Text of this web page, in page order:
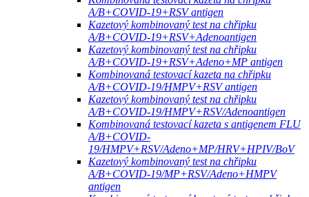
A/B+COVID-19+RSV antigen
Kazetový kombinovaný test na chřipku
A/B+COVID-19+RSV+Adenoantigen
Kazetový kombinovaný test na chřipku
A/B+COVID-19+RSV+Adeno+MP antigen
Kombinovaná testovací kazeta na chřipku
A/B+COVID-19/HMPV+RSV antigen
Kazetový kombinovaný test na chřipku
A/B+COVID-19/HMPV+RSV/Adenoantigen
Kombinovaná testovací kazeta s antigenem FLU
A/B+COVID-
19/HMPV+RSV/Adeno+MP/HRV+HPIV/BoV
Kazetový kombinovaný test na chřipku
A/B+COVID-19/MP+RSV/Adeno+HMPV
antigen